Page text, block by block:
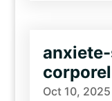
Oct 10, 2025